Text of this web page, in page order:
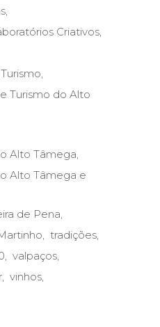
Criativos
Turismo do Alto
Alto Tâmega
Alto Tâmega e
de Pena
tradições
valpaços
vinhos